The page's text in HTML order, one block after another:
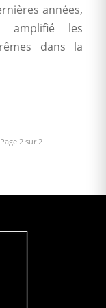
années,
amplifié les
dans la
Page 2 sur 2